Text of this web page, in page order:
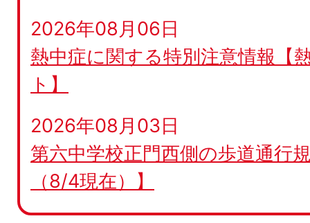
2026年08月06日
熱中症に関する特別注意情報【
ト】
2026年08月03日
第六中学校正門西側の歩道通行
（8/4現在）】